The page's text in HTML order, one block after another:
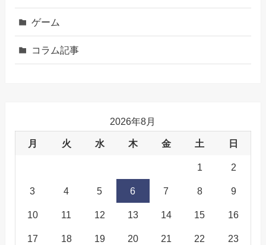
ゲーム
コラム記事
2026年8月
月 火 水 木 金 土 日
1 2
3 4 5 6 7 8 9
10 11 12 13 14 15 16
17 18 19 20 21 22 23